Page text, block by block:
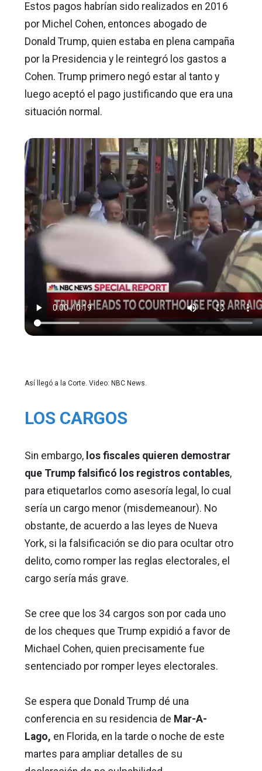
Estos pagos habrían sido realizados en 2016
por Michel Cohen, entonces abogado de
Donald Trump, quien estaba en plena campaña
por la Presidencia y le reintegró los gastos a
Cohen. Trump primero negó estar al tanto y
luego aceptó el pago justificando que era una
situación normal.
Así llegó a la Corte. Video: NBC News.
LOS CARGOS
Sin embargo, los fiscales quieren demostrar
que Trump falsificó los registros contables,
para etiquetarlos como asesoría legal, lo cual
sería un cargo menor (misdemeanour). No
obstante, de acuerdo a las leyes de Nueva
York, si la falsificación se dio para ocultar otro
delito, como romper las reglas electorales, el
cargo sería más grave.
Se cree que los 34 cargos son por cada uno
de los cheques que Trump expidió a favor de
Michael Cohen, quien precisamente fue
sentenciado por romper leyes electorales.
Se espera que Donald Trump dé una
conferencia en su residencia de Mar-A-
Lago, en Florida, en la tarde o noche de este
martes para ampliar detalles de su